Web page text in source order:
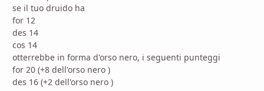
se il tuo druido ha
for 12
des 14
cos 14
otterrebbe in forma d'orso nero, i seguenti punteggi
for 20 (+8 dell'orso nero )
des 16 (+2 dell'orso nero )